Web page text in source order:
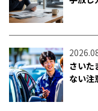
さいた
ない注